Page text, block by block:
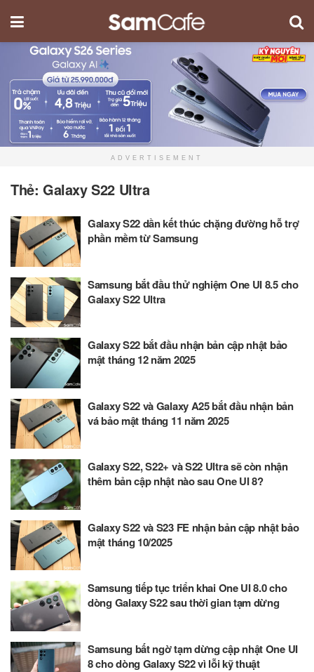
ADVERTISEMENT
Thẻ: Galaxy S22 Ultra
Galaxy S22 dần kết thúc chặng đường hỗ trợ
phần mềm từ Samsung
Samsung bắt đầu thử nghiệm One UI 8.5 cho
Galaxy S22 Ultra
Galaxy S22 bắt đầu nhận bản cập nhật bảo
mật tháng 12 năm 2025
Galaxy S22 và Galaxy A25 bắt đầu nhận bản
vá bảo mật tháng 11 năm 2025
Galaxy S22, S22+ và S22 Ultra sẽ còn nhận
thêm bản cập nhật nào sau One UI 8?
Galaxy S22 và S23 FE nhận bản cập nhật bảo
mật tháng 10/2025
Samsung tiếp tục triển khai One UI 8.0 cho
dòng Galaxy S22 sau thời gian tạm dừng
Samsung bất ngờ tạm dừng cập nhật One UI
8 cho dòng Galaxy S22 vì lỗi kỹ thuật